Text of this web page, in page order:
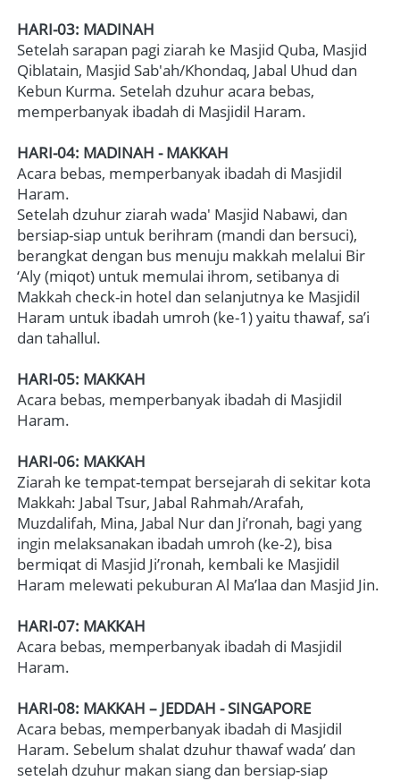
HARI-03: MADINAH
Setelah sarapan pagi ziarah ke Masjid Quba, Masjid
Qiblatain, Masjid Sab'ah/Khondaq, Jabal Uhud dan
Kebun Kurma. Setelah dzuhur acara bebas,
memperbanyak ibadah di Masjidil Haram.
HARI-04: MADINAH - MAKKAH
Acara bebas, memperbanyak ibadah di Masjidil
Haram.
Setelah dzuhur ziarah wada' Masjid Nabawi, dan
bersiap-siap untuk berihram (mandi dan bersuci),
berangkat dengan bus menuju makkah melalui Bir
‘Aly (miqot) untuk memulai ihrom, setibanya di
Makkah check-in hotel dan selanjutnya ke Masjidil
Haram untuk ibadah umroh (ke-1) yaitu thawaf, sa’i
dan tahallul.
HARI-05: MAKKAH
Acara bebas, memperbanyak ibadah di Masjidil
Haram.
HARI-06: MAKKAH
Ziarah ke tempat-tempat bersejarah di sekitar kota
Makkah: Jabal Tsur, Jabal Rahmah/Arafah,
Muzdalifah, Mina, Jabal Nur dan Ji’ronah, bagi yang
ingin melaksanakan ibadah umroh (ke-2), bisa
bermiqat di Masjid Ji’ronah, kembali ke Masjidil
Haram melewati pekuburan Al Ma’laa dan Masjid Jin.
HARI-07: MAKKAH
Acara bebas, memperbanyak ibadah di Masjidil
Haram.
HARI-08: MAKKAH – JEDDAH - SINGAPORE
Acara bebas, memperbanyak ibadah di Masjidil
Haram. Sebelum shalat dzuhur thawaf wada’ dan
setelah dzuhur makan siang dan bersiap-siap